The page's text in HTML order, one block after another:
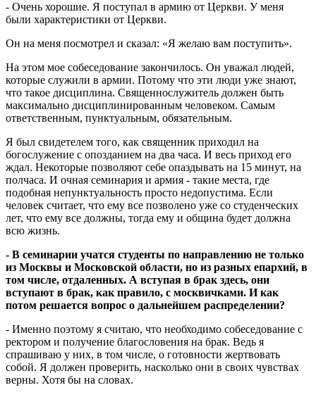
- Очень хорошие. Я поступал в армию от Церкви. У меня
были характеристики от Церкви.
Он на меня посмотрел и сказал: «Я желаю вам поступить».
На этом мое собеседование закончилось. Он уважал людей,
которые служили в армии. Потому что эти люди уже знают,
что такое дисциплина. Священнослужитель должен быть
максимально дисциплинированным человеком. Самым
ответственным, пунктуальным, обязательным.
Я был свидетелем того, как священник приходил на
богослужение с опозданием на два часа. И весь приход его
ждал. Некоторые позволяют себе опаздывать на 15 минут, на
полчаса. И очная семинария и армия - такие места, где
подобная непунктуальность просто недопустима. Если
человек считает, что ему все позволено уже со студенческих
лет, что ему все должны, тогда ему и община будет должна
всю жизнь.
- В семинарии учатся студенты по направлению не только
из Москвы и Московской области, но из разных епархий, в
том числе, отдаленных. А вступая в брак здесь, они
вступают в брак, как правило, с москвичками. И как
потом решается вопрос о дальнейшем распределении?
- Именно поэтому я считаю, что необходимо собеседование с
ректором и получение благословения на брак. Ведь я
спрашиваю у них, в том числе, о готовности жертвовать
собой. Я должен проверить, насколько они в своих чувствах
верны. Хотя бы на словах.